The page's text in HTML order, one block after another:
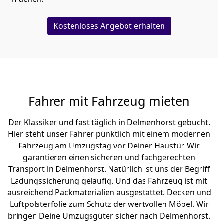
Kostenloses Angebot erhalten
Fahrer mit Fahrzeug mieten
Der Klassiker und fast täglich in Delmenhorst gebucht.
Hier steht unser Fahrer pünktlich mit einem modernen
Fahrzeug am Umzugstag vor Deiner Haustür. Wir
garantieren einen sicheren und fachgerechten
Transport in Delmenhorst. Natürlich ist uns der Begriff
Ladungssicherung geläufig. Und das Fahrzeug ist mit
ausreichend Packmaterialien ausgestattet. Decken und
Luftpolsterfolie zum Schutz der wertvollen Möbel. Wir
bringen Deine Umzugsgüter sicher nach Delmenhorst.